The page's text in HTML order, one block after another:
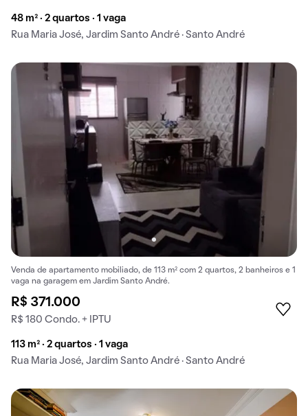
48 m² · 2 quartos · 1 vaga
Rua Maria José, Jardim Santo André · Santo André
Venda de apartamento mobiliado, de 113 m² com 2 quartos, 2 banheiros e 1
vaga na garagem em Jardim Santo André.
R$ 371.000
R$ 180 Condo. + IPTU
113 m² · 2 quartos · 1 vaga
Rua Maria José, Jardim Santo André · Santo André